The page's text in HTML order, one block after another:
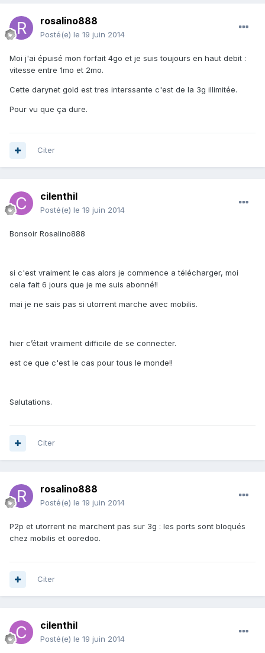
rosalino888
Posté(e) le 19 juin 2014
Moi j'ai épuisé mon forfait 4go et je suis toujours en haut debit :
vitesse entre 1mo et 2mo.
Cette darynet gold est tres interssante c'est de la 3g illimitée.
Pour vu que ça dure.
Citer
cilenthil
Posté(e) le 19 juin 2014
Bonsoir Rosalino888
si c'est vraiment le cas alors je commence a télécharger, moi
cela fait 6 jours que je me suis abonné!!
mai je ne sais pas si utorrent marche avec mobilis.
hier c’était vraiment difficile de se connecter.
est ce que c'est le cas pour tous le monde!!
Salutations.
Citer
rosalino888
Posté(e) le 19 juin 2014
P2p et utorrent ne marchent pas sur 3g : les ports sont bloqués
chez mobilis et ooredoo.
Citer
cilenthil
Posté(e) le 19 juin 2014